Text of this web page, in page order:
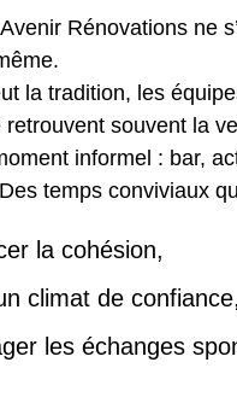
Rénovations ne
la tradition, les
retrouvent souvent la
informel : bar,
temps conviviaux
la cohésion,
climat de confiance,
les échanges